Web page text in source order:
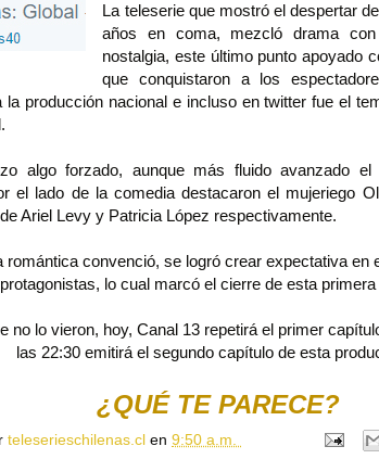
La teleserie que mostró el despertar
años en coma, mezcló drama
nostalgia, este último punto apoyado
que conquistaron a los
la producción nacional e incluso en twitter fue el
algo forzado, aunque más fluido avanzado el
el lado de la comedia destacaron el mujeriego
Ariel Levy y Patricia López respectivamente.
romántica convenció, se logró crear expectativa en
protagonistas, lo cual marcó el cierre de esta primera
no lo vieron, hoy, Canal 13 repetirá el primer
las 22:30 emitirá el segundo capítulo de esta
¿QUÉ TE PARECE?
teleserieschilenas.cl en 9:50 a.m.